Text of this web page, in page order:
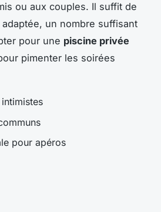
ou aux couples. Il suffit de
un nombre suffisant
pour une piscine privée
pimenter les soirées
pour apéros